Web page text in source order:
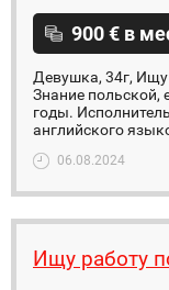
900 € в
Девушка, 34г,
Знание польской,
годы.
английского
06.08.2024
Ищу работу